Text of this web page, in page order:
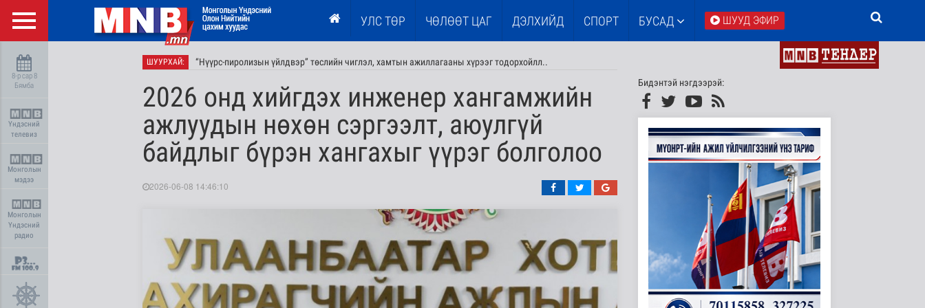
УЛС ТӨР ЧӨЛӨӨТ ЦАГ ДЭЛХИЙД СПОРТ БУСАД ШУУД ЭФИР
8-р сар 8
Бямба
Үндэсний
телевиз
Монголын
мэдээ
Монголын
Үндэсний
радио
ШУУРХАЙ: “Нүүрс-пиролизын үйлдвэр” төслийн чиглэл, хамтын ажиллагааны хүрээг тодорхойлл..
2026 онд хийгдэх инженер хангамжийн
ажлуудын нөхөн сэргээлт, аюулгүй
байдлыг бүрэн хангахыг үүрэг болголоо
2026-06-08 14:46:10
Бидэнтэй нэгдээрэй: